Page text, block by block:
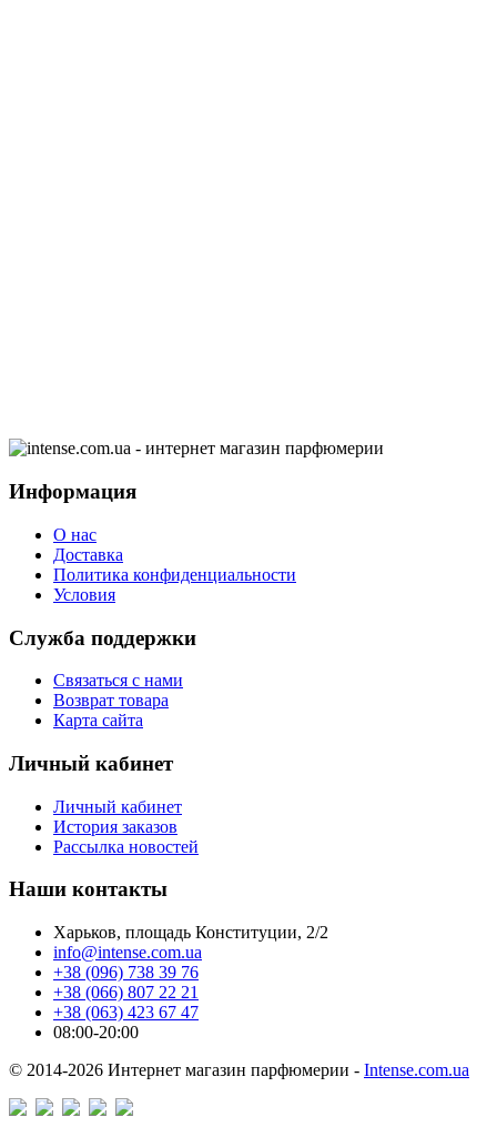
Информация
О нас
Доставка
Политика конфиденциальности
Условия
Служба поддержки
Связаться с нами
Возврат товара
Карта сайта
Личный кабинет
Личный кабинет
История заказов
Рассылка новостей
Наши контакты
Харьков, площадь Конституции, 2/2
info@intense.com.ua
+38 (096) 738 39 76
+38 (066) 807 22 21
+38 (063) 423 67 47
08:00-20:00
© 2014-2026 Интернет магазин парфюмерии - Intense.com.ua